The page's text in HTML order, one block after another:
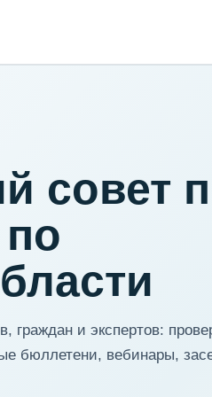
совет
граждан и экспертов:
бюллетени, вебинары,